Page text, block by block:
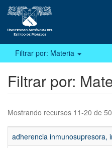
Filtrar por: Materia
Filtrar por:
Mostrando recursos 11-20 de
adherencia inmunosupresora,